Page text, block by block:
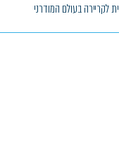
לקריירה בעולם המודרני